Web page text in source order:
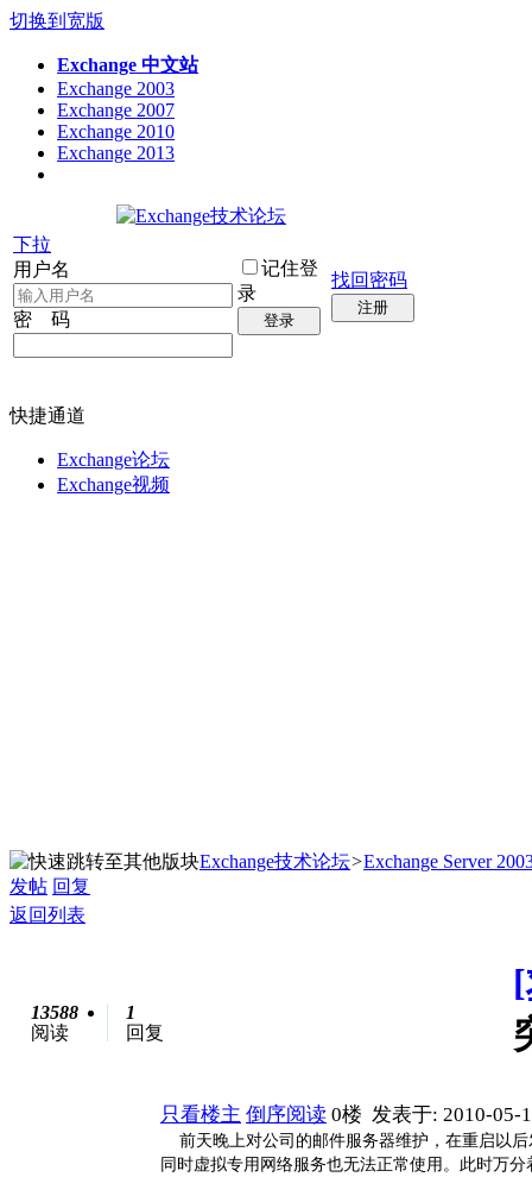
切换到宽版
Exchange 中文站
Exchange 2003
Exchange 2007
Exchange 2010
Exchange 2013
下拉
用户名
密 码
记住登
录
登录
找回密码
注册
快捷通道
Exchange论坛
Exchange视频
Exchange技术论坛>Exchange Server
发帖 回复
返回列表
13588
阅读
1
回复
只看楼主 倒序阅读 0楼 发表于: 2010-05-
前天晚上对公司的邮件服务器维护，在重启以
同时虚拟专用网络服务也无法正常使用。此时万